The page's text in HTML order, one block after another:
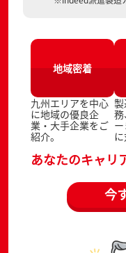
地域密着
九州エリアを中心
に地域の優良企
業・大手企業をご
紹介。
に
あなたのキャリ
今